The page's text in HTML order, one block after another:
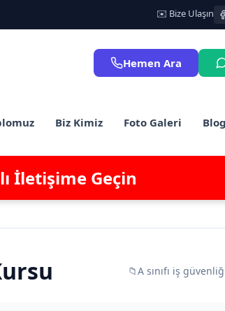
✉️ Bize Ulaşın
Biz Kimiz Foto Galeri Blog
Hemen Ara
İletişime Geçin
📁A sınıfı iş